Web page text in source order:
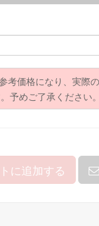
考価格になり、実際
予めご了承ください。
に追加する